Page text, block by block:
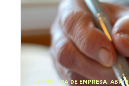
ABERTURA DE EMPRESA,